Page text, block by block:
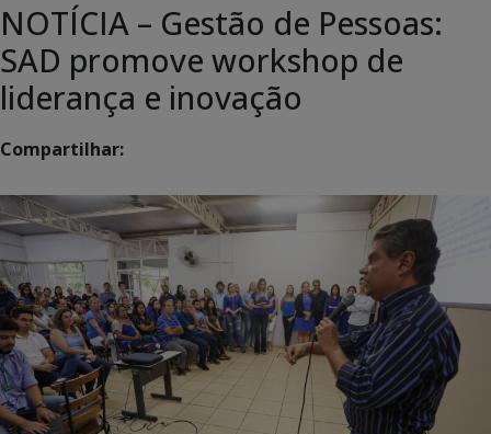
NOTÍCIA – Gestão de Pessoas:
SAD promove workshop de
liderança e inovação
Compartilhar: